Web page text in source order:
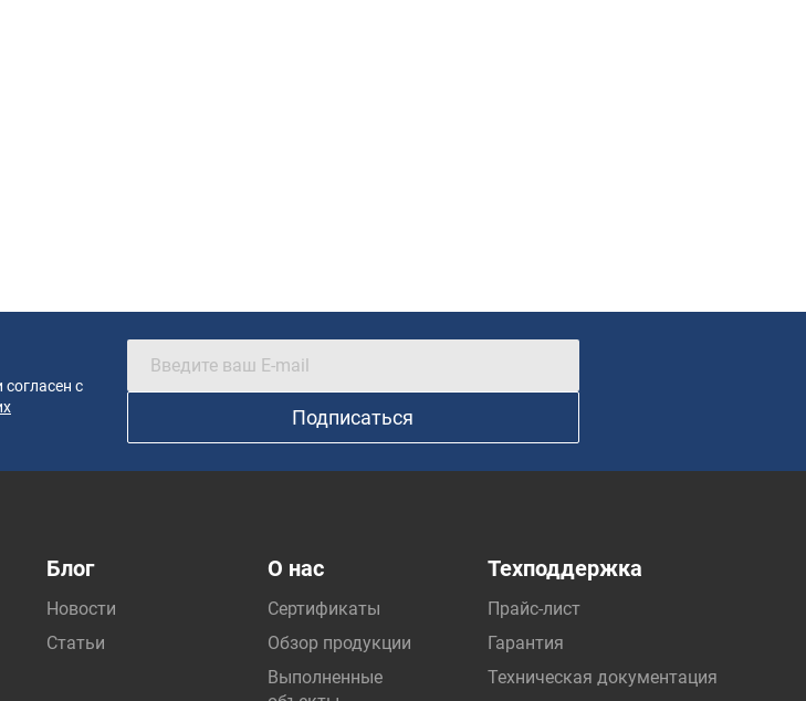
с
Подписаться
Блог
Новости
Статьи
О нас
Сертификаты
Обзор продукции
Выполненные
Техподдержка
Прайс-лист
Гарантия
Техническая документация